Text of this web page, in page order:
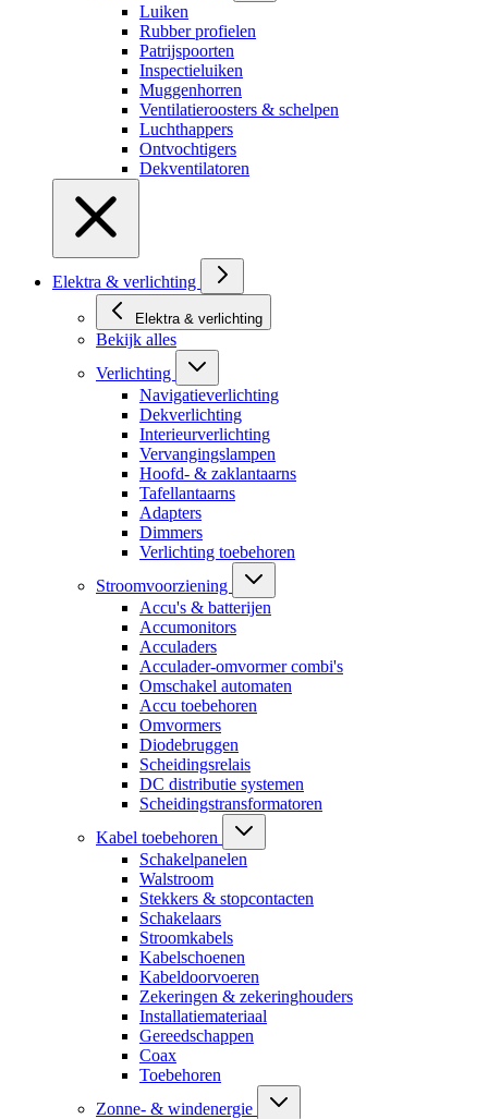
Luiken
Rubber profielen
Patrijspoorten
Inspectieluiken
Muggenhorren
Ventilatieroosters & schelpen
Luchthappers
Ontvochtigers
Dekventilatoren
Elektra & verlichting
Elektra & verlichting
Bekijk alles
Verlichting
Navigatieverlichting
Dekverlichting
Interieurverlichting
Vervangingslampen
Hoofd- & zaklantaarns
Tafellantaarns
Adapters
Dimmers
Verlichting toebehoren
Stroomvoorziening
Accu's & batterijen
Accumonitors
Acculaders
Acculader-omvormer combi's
Omschakel automaten
Accu toebehoren
Omvormers
Diodebruggen
Scheidingsrelais
DC distributie systemen
Scheidingstransformatoren
Kabel toebehoren
Schakelpanelen
Walstroom
Stekkers & stopcontacten
Schakelaars
Stroomkabels
Kabelschoenen
Kabeldoorvoeren
Zekeringen & zekeringhouders
Installatiemateriaal
Gereedschappen
Coax
Toebehoren
Zonne- & windenergie